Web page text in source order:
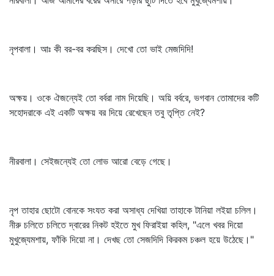
নৃপবালা। আঃ কী বর-বর করছিস। দেখো তো ভাই মেজদিদি!
অক্ষয়। ওকে ঐজন্যেই তো বর্বরা নাম দিয়েছি। অয়ি বর্বরে, ভগবান তোমাদের কটি
সহোদরাকে এই একটি অক্ষয় বর দিয়ে রেখেছেন তবু তৃপ্তি নেই?
নীরবালা। সেইজন্যেই তো লোভ আরো বেড়ে গেছে।
নৃপ তাহার ছোটো বোনকে সংযত করা অসাধ্য দেখিয়া তাহাকে টানিয়া লইয়া চলিল।
নীরু চলিতে চলিতে দ্বারের নিকট হইতে মুখ ফিরাইয়া কহিল, "এলে খবর দিয়ো
মুখুজ্যেমশায়, ফাঁকি দিয়ো না। দেখছ তো সেজদিদি কিরকম চঞ্চল হয়ে উঠেছে।"